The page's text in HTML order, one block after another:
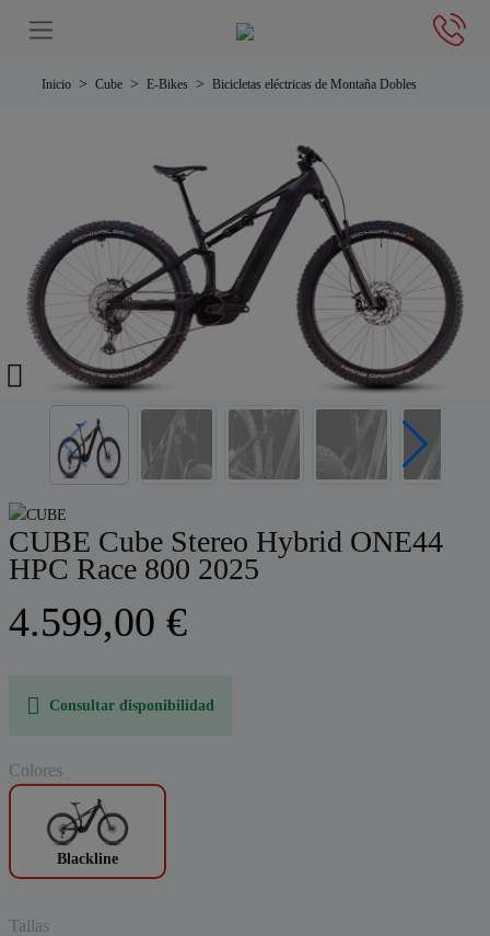
Inicio Cube E-Bikes Bicicletas eléctricas de Montaña Dobles
CUBE Cube Stereo Hybrid ONE44
HPC Race 800 2025
4.599,00 €
Consultar disponibilidad
Colores
Blackline
Tallas